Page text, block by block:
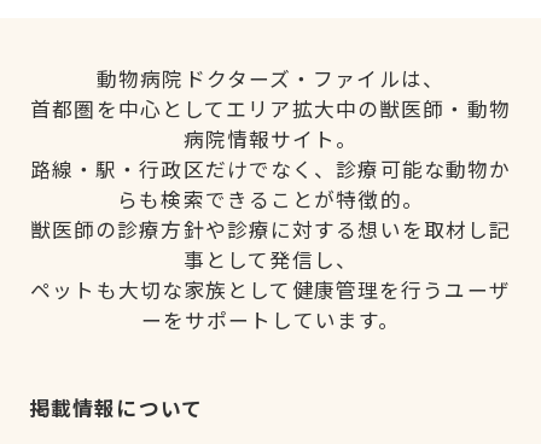
動物病院ドクターズ・ファイルは、
首都圏を中心としてエリア拡大中の獣医師・動物
病院情報サイト。
路線・駅・行政区だけでなく、診療可能な動物か
らも検索できることが特徴的。
獣医師の診療方針や診療に対する想いを取材し記
事として発信し、
ペットも大切な家族として健康管理を行うユーザ
ーをサポートしています。
掲載情報について